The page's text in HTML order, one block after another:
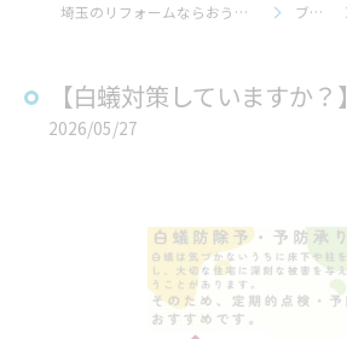
埼玉のリフォームならおうちドクター ブログ
【白蟻対策していますか？】
2026/05/27